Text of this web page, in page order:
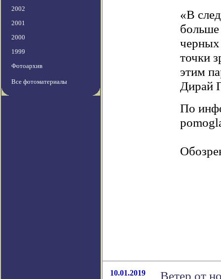
2002
2001
2000
1999
Фотоархив
Все фотоматериалы
«В
черных
точки
этим
Дирай
По
10.01.2019
Ветер от